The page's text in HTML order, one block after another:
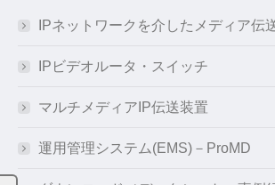
IPネットワークを介したメディア伝
IPビデオルータ・スイッチ
マルチメディアIP伝送装置
運用管理システム(EMS)－ProMD